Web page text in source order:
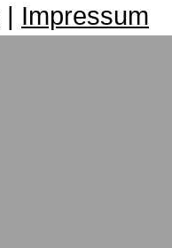
| Impressum